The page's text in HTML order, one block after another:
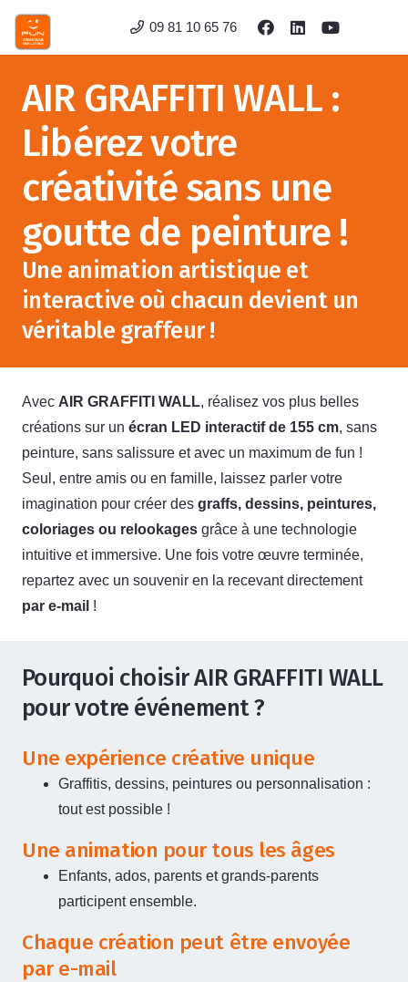
09 81 10 65 76
AIR GRAFFITI WALL :
Libérez votre
créativité sans une
goutte de peinture !
Une animation artistique et
interactive où chacun devient un
véritable graffeur !
Avec AIR GRAFFITI WALL, réalisez vos plus belles
créations sur un écran LED interactif de 155 cm, sans
peinture, sans salissure et avec un maximum de fun !
Seul, entre amis ou en famille, laissez parler votre
imagination pour créer des graffs, dessins, peintures,
coloriages ou relookages grâce à une technologie
intuitive et immersive. Une fois votre œuvre terminée,
repartez avec un souvenir en la recevant directement
par e-mail !
Pourquoi choisir AIR GRAFFITI WALL
pour votre événement ?
Une expérience créative unique
Graffitis, dessins, peintures ou personnalisation :
tout est possible !
Une animation pour tous les âges
Enfants, ados, parents et grands-parents
participent ensemble.
Chaque création peut être envoyée
par e-mail